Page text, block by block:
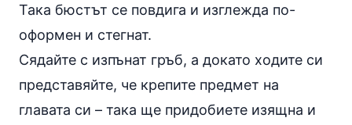
Така бюстът се повдига и изглежда по-
оформен и стегнат.
Сядайте с изпънат гръб, а докато ходите си
представяйте, че крепите предмет на
главата си – така ще придобиете изящна и